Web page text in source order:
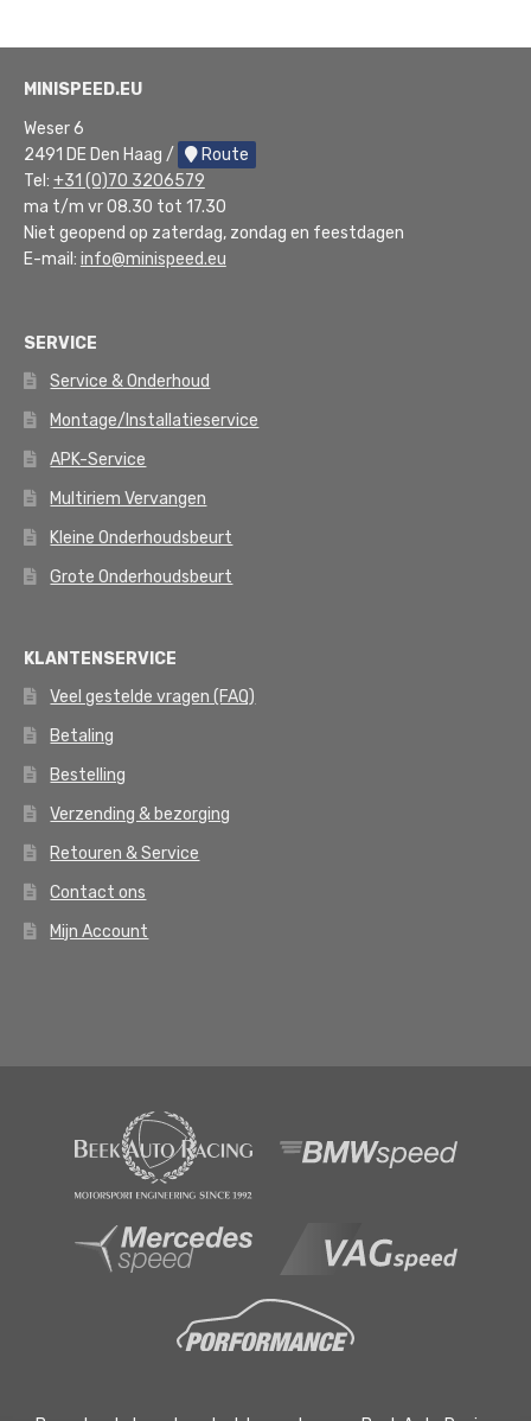
MINISPEED.EU
Weser 6
2491 DE Den Haag /
Route
Tel: +31 (0)70 3206579
ma t/m vr 08.30 tot 17.30
Niet geopend op zaterdag, zondag en feestdagen
E-mail: info@minispeed.eu
SERVICE
Service & Onderhoud
Montage/Installatieservice
APK-Service
Multiriem Vervangen
Kleine Onderhoudsbeurt
Grote Onderhoudsbeurt
KLANTENSERVICE
Veel gestelde vragen (FAQ)
Betaling
Bestelling
Verzending & bezorging
Retouren & Service
Contact ons
Mijn Account